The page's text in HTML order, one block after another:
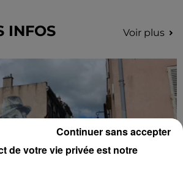
INFOS Voir plus
de votre vie privée est notre
Continuer sans accepter